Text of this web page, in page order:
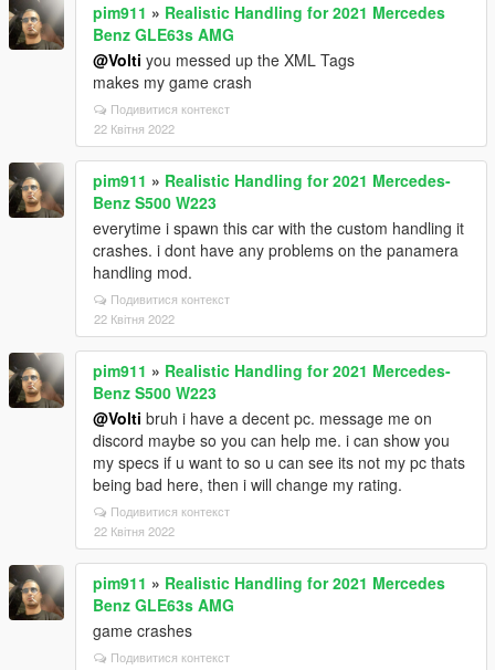
pim911 » Realistic Handling for 2021 Mercedes
Benz GLE63s AMG
@Volti you messed up the XML Tags
makes my game crash
Подивитися контекст
22 Квітня 2022
pim911 » Realistic Handling for 2021 Mercedes-
Benz S500 W223
everytime i spawn this car with the custom handling it
crashes. i dont have any problems on the panamera
handling mod.
Подивитися контекст
22 Квітня 2022
pim911 » Realistic Handling for 2021 Mercedes-
Benz S500 W223
@Volti bruh i have a decent pc. message me on
discord maybe so you can help me. i can show you
my specs if u want to so u can see its not my pc thats
being bad here, then i will change my rating.
Подивитися контекст
22 Квітня 2022
pim911 » Realistic Handling for 2021 Mercedes
Benz GLE63s AMG
game crashes
Подивитися контекст